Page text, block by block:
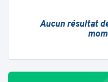
Aucun résultat